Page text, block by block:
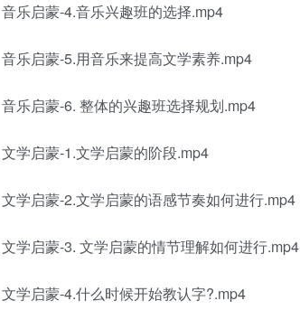
启蒙-4.音乐兴趣班的选择.mp4
启蒙-5.用音乐来提高文学素养.mp4
启蒙-6. 整体的兴趣班选择规划.mp4
启蒙-1.文学启蒙的阶段.mp4
启蒙-2.文学启蒙的语感节奏如何进行.mp4
启蒙-3. 文学启蒙的情节理解如何进行.mp4
启蒙-4.什么时候开始教认字?.mp4